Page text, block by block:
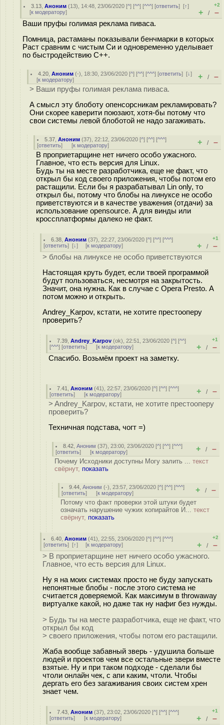
3.13 ,Аноним (13), 14:48, 23/06/2020 [^] [^^] [^^^] [ответить][↑]
[к модератору]
+2
+ / –
Ваши пруфы голимая реклама пиваса.
Помница, растаманы показывали бенчмарки в которых
Раст сравним с чистым Си и одновременно уделывает
по быстродействию C++.
4.20 ,Аноним (-), 18:30, 23/06/2020 [^] [^^] [^^^] [ответить][↓]
[к модератору] + / –
> Ваши пруфы голимая реклама пиваса.
А смысл эту блоботу опенсорсникам рекламировать?
Они скорее каверити поюзают, хотя-бы потому что
свои системы левой блоботой не надо загаживать.
5.37 ,Аноним (37), 22:12, 23/06/2020 [^] [^^] [^^^]
[ответить] [к модератору] + / –
В проприетарщине нет ничего особо ужасного.
Главное, что есть версия для Linux.
Будь ты на месте разработчика, еще не факт, что
открыл бы код своего приложения, чтобы потом его
растащили. Если бы я разрабатывал Lin only, то
открыл бы, потому что блобы на линуксе не особо
приветствуются и в качестве уважения (отдачи) за
использование opensource. А для винды или
кроссплатформы далеко не факт.
6.38 ,Аноним (37), 22:27, 23/06/2020 [^] [^^] [^^^]
[ответить] [↓] [к модератору]
+1
+ / –
> блобы на линуксе не особо приветствуются
Настоящая круть будет, если твоей программой
будут пользоваться, несмотря на закрытость.
Значит, она нужна. Как в случае с Opera Presto. А
потом можно и открыть.
Andrey_Karpov, кстати, не хотите престооперу
проверить?
7.39 ,Andrey_Karpov (ok), 22:51, 23/06/2020 [^] [^^]
[^^^] [ответить] [к модератору]
+1
+ / –
Спасибо. Возьмём проект на заметку.
7.41 ,Аноним (41), 22:57, 23/06/2020 [^] [^^] [^^^]
[ответить] [к модератору] + / –
> Andrey_Karpov, кстати, не хотите престооперу
проверить?
Техничная подстава, чогт =)
8.42 ,Аноним (37), 23:00, 23/06/2020 [^] [^^] [^^^]
[ответить] [к модератору] + / –
Почему Исходники доступны Могу залить ... текст
свёрнут, показать
9.44 ,Аноним (-), 23:57, 23/06/2020 [^] [^^] [^^^]
[ответить] [к модератору] + / –
Потому что факт проверки этой штуки будет
означать нарушение чужих копирайтов И... текст
свёрнут, показать
6.40 ,Аноним (41), 22:55, 23/06/2020 [^] [^^] [^^^]
[ответить] [↑] [к модератору]
+2
+ / –
> В проприетарщине нет ничего особо ужасного.
Главное, что есть версия для Linux.
Ну я на моих системах просто не буду запускать
непонятные блобы - после этого система не
считается доверяемой. Как максимум в throwaway
виртуалке какой, но даже так ну нафиг без нужды.
> Будь ты на месте разработчика, еще не факт, что
открыл бы код
> своего приложения, чтобы потом его растащили.
Жаба вообще забавный зверь - удушила больше
людей и проектов чем все остальные звери вместе
взятые. Ну и при таком подходе - сделали бы
чтоли онлайн чек, с апи каким, чтоли. Чтобы
дергать его без загаживания своих систем хрен
знает чем.
7.43 ,Аноним (37), 23:02, 23/06/2020 [^] [^^] [^^^]
[ответить] [к модератору]
+1
+ / –